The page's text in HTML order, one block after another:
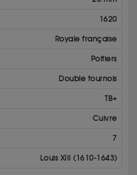
1620
Royale française
Poitiers
Double tournois
TB+
Cuivre
7
Louis XIII (1610-1643)